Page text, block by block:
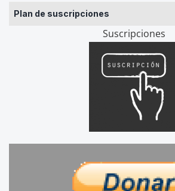
Plan de suscripciones
Suscripciones